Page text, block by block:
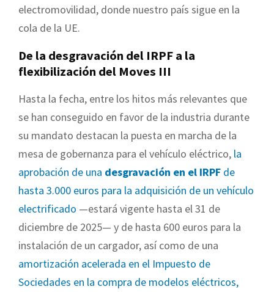
electromovilidad, donde nuestro país sigue en la
cola de la UE.
De la desgravación del IRPF a la
flexibilización del Moves III
Hasta la fecha, entre los hitos más relevantes que
se han conseguido en favor de la industria durante
su mandato destacan la puesta en marcha de la
mesa de gobernanza para el vehículo eléctrico, la
aprobación de una desgravación en el IRPF de
hasta 3.000 euros para la adquisición de un vehículo
electrificado —estará vigente hasta el 31 de
diciembre de 2025— y de hasta 600 euros para la
instalación de un cargador, así como de una
amortización acelerada en el Impuesto de
Sociedades en la compra de modelos eléctricos,